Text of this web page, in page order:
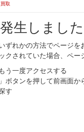
取
生しました
ずれかの方法でページを
クされていた場合、ペ
う一度アクセスする
ボタンを押して前画面か
す